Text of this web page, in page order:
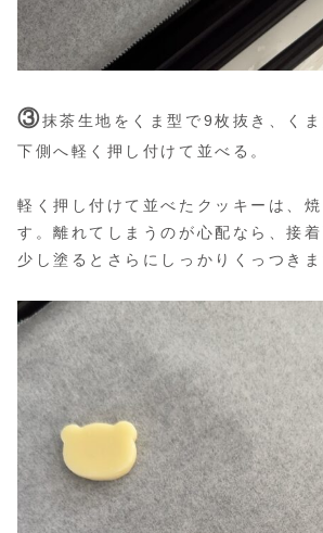
③抹茶生地をくま型で9枚抜き、く
下側へ軽く押し付けて並べる。
軽く押し付けて並べたクッキーは、
す。離れてしまうのが心配なら、接
少し塗るとさらにしっかりくっつきま